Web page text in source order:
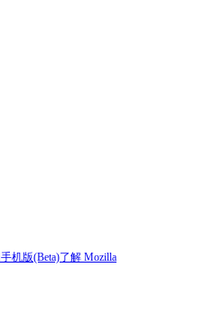
手机版(Beta)了解 Mozilla